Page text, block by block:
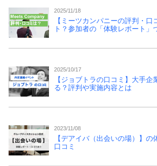
2025/11/18
【ミーツカンパニーの評判・口
ト？参加者の「体験レポート」
2025/10/17
【ジョブトラの口コミ】大手企
る？評判や実施内容とは
2023/11/08
【デアイバ（出会いの場）】の
口コミ